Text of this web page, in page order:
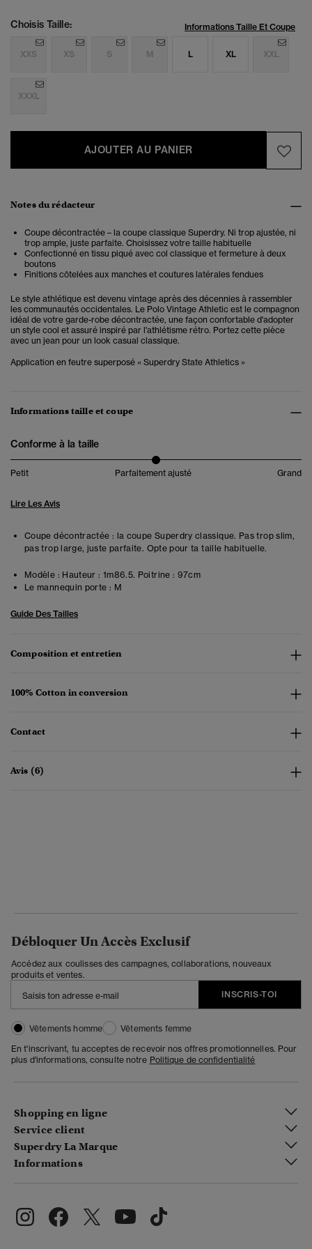
Choisis Taille: Informations Taille Et Coupe
XXS XS S M L XL XXL
XXXL
AJOUTER AU PANIER
Notes du rédacteur
Coupe décontractée – la coupe classique Superdry. Ni trop ajustée, ni
trop ample, juste parfaite. Choisissez votre taille habituelle
Confectionné en tissu piqué avec col classique et fermeture à deux
boutons
Finitions côtelées aux manches et coutures latérales fendues
Le style athlétique est devenu vintage après des décennies à rassembler
les communautés occidentales. Le Polo Vintage Athletic est le compagnon
idéal de votre garde-robe décontractée, une façon confortable d'adopter
un style cool et assuré inspiré par l'athlétisme rétro. Portez cette pièce
avec un jean pour un look casual classique.
Application en feutre superposé « Superdry State Athletics »
Informations taille et coupe
Conforme à la taille
Petit Parfaitement ajusté Grand
Lire Les Avis
Coupe décontractée : la coupe Superdry classique. Pas trop slim,
pas trop large, juste parfaite. Opte pour ta taille habituelle.
Modèle : Hauteur : 1m86.5. Poitrine : 97cm
Le mannequin porte : M
Guide Des Tailles
Composition et entretien
100% Cotton in conversion
Contact
Avis (6)
Débloquer Un Accès Exclusif
Accédez aux coulisses des campagnes, collaborations, nouveaux
produits et ventes.
INSCRIS-TOI
Vêtements homme
Vêtements femme
En t'inscrivant, tu acceptes de recevoir nos offres promotionnelles. Pour
plus d'informations, consulte notre Politique de confidentialité
Shopping en ligne
Service client
Superdry La Marque
Informations